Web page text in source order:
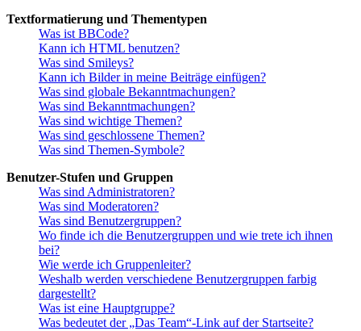
Textformatierung und Thementypen
Was ist BBCode?
Kann ich HTML benutzen?
Was sind Smileys?
Kann ich Bilder in meine Beiträge einfügen?
Was sind globale Bekanntmachungen?
Was sind Bekanntmachungen?
Was sind wichtige Themen?
Was sind geschlossene Themen?
Was sind Themen-Symbole?
Benutzer-Stufen und Gruppen
Was sind Administratoren?
Was sind Moderatoren?
Was sind Benutzergruppen?
Wo finde ich die Benutzergruppen und wie trete ich ihnen
bei?
Wie werde ich Gruppenleiter?
Weshalb werden verschiedene Benutzergruppen farbig
dargestellt?
Was ist eine Hauptgruppe?
Was bedeutet der „Das Team“-Link auf der Startseite?